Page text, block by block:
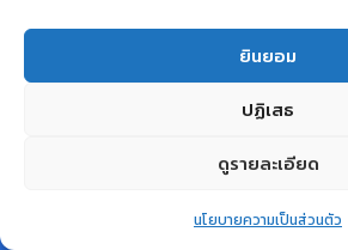
ยินยอม
ปฏิเสธ
ดูรายละเอียด
นโยบายความเป็นส่วนตัว
Wishlist